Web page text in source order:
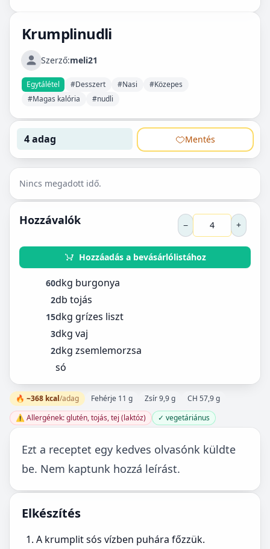
Krumplinudli
Szerző:meli21
Egytálétel #Desszert #Nasi
#Közepes
#Magas kalória
#nudli
4 adag Mentés
Nincs megadott idő.
Hozzávalók − +
Hozzáadás a bevásárlólistához
60dkg burgonya
2db tojás
15dkg grízes liszt
3dkg vaj
2dkg zsemlemorzsa
só
🔥 ~368 kcal/adag Fehérje 11 g Zsír 9,9 g
CH 57,9 g
⚠️ Allergének: glutén, tojás, tej (laktóz)
✓ vegetáriánus
Ezt a receptet egy kedves olvasónk küldte
be. Nem kaptunk hozzá leírást.
Elkészítés
A krumplit sós vízben puhára főzzük.